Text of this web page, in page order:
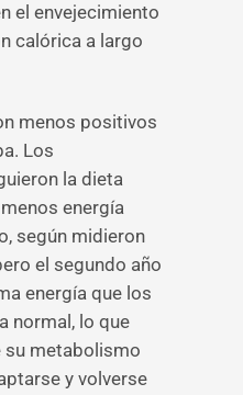
el envejecimiento
calórica a largo
menos positivos
Los
la dieta
energía
según midieron
el segundo año
energía que los
normal, lo que
su metabolismo
y volverse